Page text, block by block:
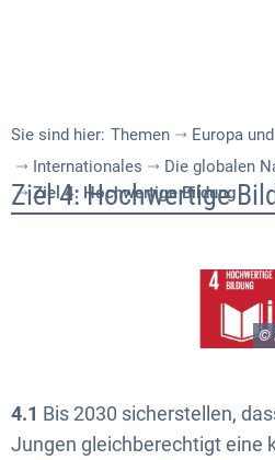
Sie sind hier: Themen
Europa
Internationales
Die globalen
Ziel 4: Hochwertige Bildung
Ziel
Ziel 4: Hochwertige
©
4.1 Bis 2030 sicherstellen,
Jungen gleichberechtigt eine